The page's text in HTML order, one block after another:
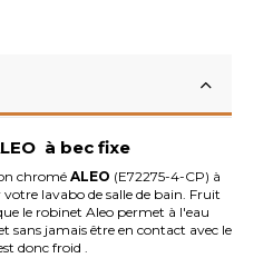
à bec fixe
chromé ALEO (E72275-4-CP) à
lavabo de salle de bain. Fruit
le robinet Aleo permet à l'eau
sans jamais être en contact avec le
donc froid .